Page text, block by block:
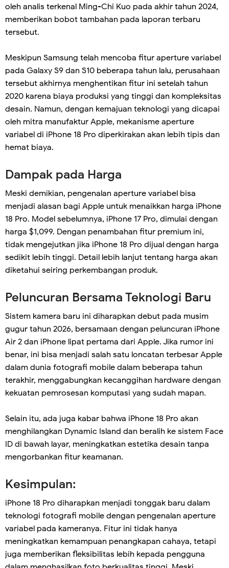
oleh analis terkenal Ming-Chi Kuo pada akhir tahun 2024,
memberikan bobot tambahan pada laporan terbaru
tersebut.
Meskipun Samsung telah mencoba fitur aperture variabel
pada Galaxy S9 dan S10 beberapa tahun lalu, perusahaan
tersebut akhirnya menghentikan fitur ini setelah tahun
2020 karena biaya produksi yang tinggi dan kompleksitas
desain. Namun, dengan kemajuan teknologi yang dicapai
oleh mitra manufaktur Apple, mekanisme aperture
variabel di iPhone 18 Pro diperkirakan akan lebih tipis dan
hemat biaya.
Dampak pada Harga
Meski demikian, pengenalan aperture variabel bisa
menjadi alasan bagi Apple untuk menaikkan harga iPhone
18 Pro. Model sebelumnya, iPhone 17 Pro, dimulai dengan
harga $1,099. Dengan penambahan fitur premium ini,
tidak mengejutkan jika iPhone 18 Pro dijual dengan harga
sedikit lebih tinggi. Detail lebih lanjut tentang harga akan
diketahui seiring perkembangan produk.
Peluncuran Bersama Teknologi Baru
Sistem kamera baru ini diharapkan debut pada musim
gugur tahun 2026, bersamaan dengan peluncuran iPhone
Air 2 dan iPhone lipat pertama dari Apple. Jika rumor ini
benar, ini bisa menjadi salah satu loncatan terbesar Apple
dalam dunia fotografi mobile dalam beberapa tahun
terakhir, menggabungkan kecanggihan hardware dengan
kekuatan pemrosesan komputasi yang sudah mapan.
Selain itu, ada juga kabar bahwa iPhone 18 Pro akan
menghilangkan Dynamic Island dan beralih ke sistem Face
ID di bawah layar, meningkatkan estetika desain tanpa
mengorbankan fitur keamanan.
Kesimpulan:
iPhone 18 Pro diharapkan menjadi tonggak baru dalam
teknologi fotografi mobile dengan pengenalan aperture
variabel pada kameranya. Fitur ini tidak hanya
meningkatkan kemampuan penangkapan cahaya, tetapi
juga memberikan fleksibilitas lebih kepada pengguna